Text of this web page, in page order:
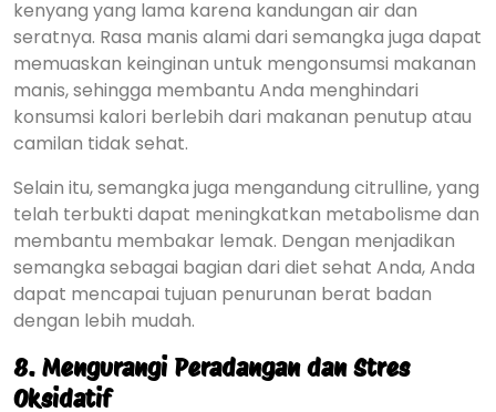
kenyang yang lama karena kandungan air dan
seratnya. Rasa manis alami dari semangka juga dapat
memuaskan keinginan untuk mengonsumsi makanan
manis, sehingga membantu Anda menghindari
konsumsi kalori berlebih dari makanan penutup atau
camilan tidak sehat.
Selain itu, semangka juga mengandung citrulline, yang
telah terbukti dapat meningkatkan metabolisme dan
membantu membakar lemak. Dengan menjadikan
semangka sebagai bagian dari diet sehat Anda, Anda
dapat mencapai tujuan penurunan berat badan
dengan lebih mudah.
8. Mengurangi Peradangan dan Stres
Oksidatif